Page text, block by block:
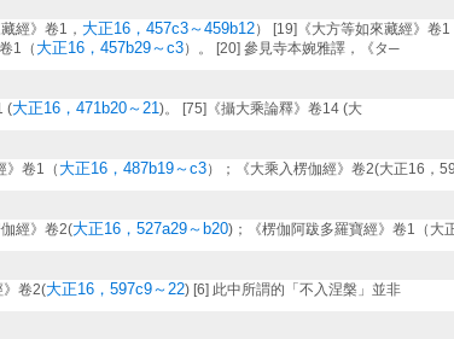
經》卷1， 大正16，457c3～459b12） [19]《大方等如來藏經》卷1
1（ 大正16，457b29～c3）。 [20] 參見寺本婉雅譯，《タ─
(大正16，471b20～21)。 [75]《攝大乘論釋》卷14 (大
》卷1（ 大正16，487b19～c3）；《大乘入楞伽經》卷2(大正16，59
經》卷2(大正16，527a29～b20)；《楞伽阿跋多羅寶經》卷1（大
卷2(大正16，597c9～22) [6] 此中所謂的「不入涅槃」並非